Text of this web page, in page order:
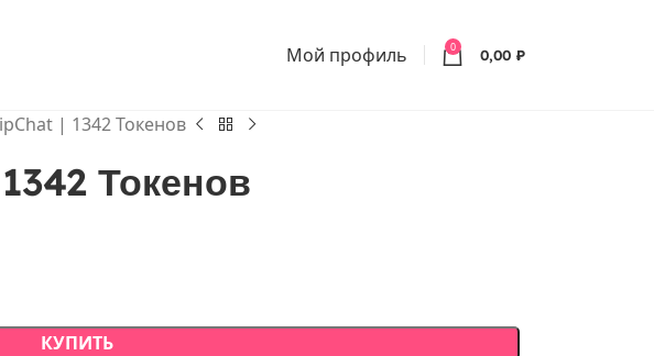
Мой профиль 0 0,00 ₽
| 1342 Токенов
Токенов
КУПИТЬ